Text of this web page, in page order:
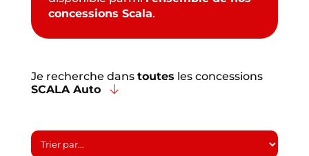
concessions Scala.
Je recherche dans toutes les concessions
SCALA Auto